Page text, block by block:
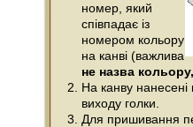
номер, який
співпадає із
номером кольору
на канві (важлива
не назва
На канву нанесені
виходу голки.
Для пришивання